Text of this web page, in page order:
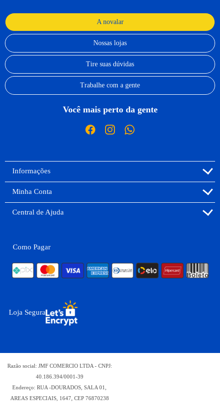
A novalar
Nossas lojas
Tire suas dúvidas
Trabalhe com a gente
Você mais perto da gente
Informações
Minha Conta
Central de Ajuda
Como Pagar
Loja Segura
Razão social: JMF COMERCIO LTDA - CNPJ:
40.186.394/0001-39
Endereço: RUA -DOURADOS, SALA 01,
AREAS ESPECIAIS, 1647, CEP 76870238